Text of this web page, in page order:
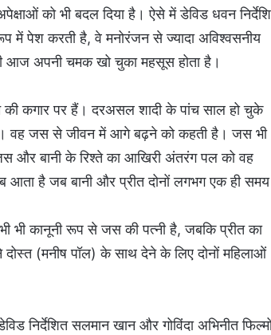
को भी बदल दिया है। ऐसे में डेविड धवन
में पेश करती है, वे मनोरंजन से ज्यादा अविश्वसनीय
आज अपनी चमक खो चुका महसूस होता है।
कगार पर हैं। दरअसल शादी के पांच साल हो चुके
वह जस से जीवन में आगे बढ़ने को कहती है। जस भी
और बानी के रिश्ते का आखिरी अंतरंग पल को वह
आता है जब बानी और प्रीत दोनों लगभग एक ही समय
भी कानूनी रूप से जस की पत्नी है, जबकि प्रीत का
(मनीष पॉल) के साथ देने के लिए दोनों महिलाओं
निर्देशित सलमान खान और गोविंदा अभिनीत